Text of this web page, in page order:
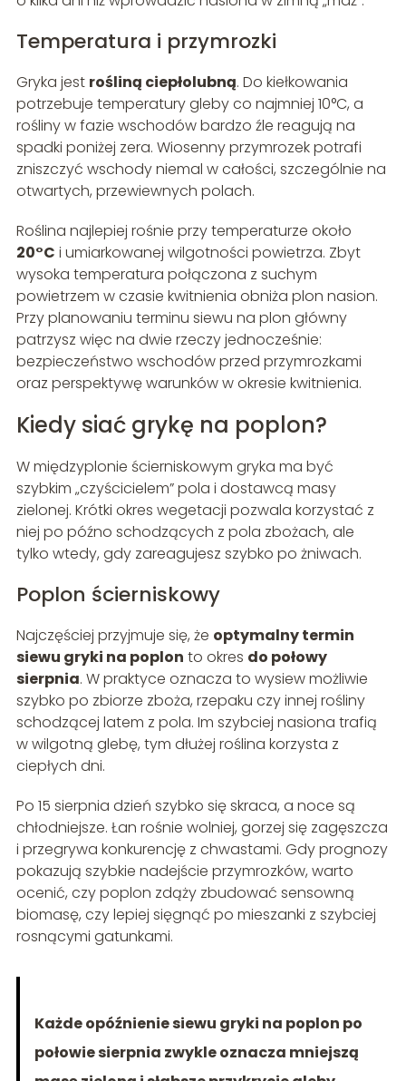
Temperatura i przymrozki
Gryka jest rośliną ciepłolubną. Do kiełkowania
potrzebuje temperatury gleby co najmniej 10°C, a
rośliny w fazie wschodów bardzo źle reagują na
spadki poniżej zera. Wiosenny przymrozek potrafi
zniszczyć wschody niemal w całości, szczególnie na
otwartych, przewiewnych polach.
Roślina najlepiej rośnie przy temperaturze około
20°C i umiarkowanej wilgotności powietrza. Zbyt
wysoka temperatura połączona z suchym
powietrzem w czasie kwitnienia obniża plon nasion.
Przy planowaniu terminu siewu na plon główny
patrzysz więc na dwie rzeczy jednocześnie:
bezpieczeństwo wschodów przed przymrozkami
oraz perspektywę warunków w okresie kwitnienia.
Kiedy siać grykę na poplon?
W międzyplonie ścierniskowym gryka ma być
szybkim „czyścicielem” pola i dostawcą masy
zielonej. Krótki okres wegetacji pozwala korzystać z
niej po późno schodzących z pola zbożach, ale
tylko wtedy, gdy zareagujesz szybko po żniwach.
Poplon ścierniskowy
Najczęściej przyjmuje się, że optymalny termin
siewu gryki na poplon to okres do połowy
sierpnia. W praktyce oznacza to wysiew możliwie
szybko po zbiorze zboża, rzepaku czy innej rośliny
schodzącej latem z pola. Im szybciej nasiona trafią
w wilgotną glebę, tym dłużej roślina korzysta z
ciepłych dni.
Po 15 sierpnia dzień szybko się skraca, a noce są
chłodniejsze. Łan rośnie wolniej, gorzej się zagęszcza
i przegrywa konkurencję z chwastami. Gdy prognozy
pokazują szybkie nadejście przymrozków, warto
ocenić, czy poplon zdąży zbudować sensowną
biomasę, czy lepiej sięgnąć po mieszanki z szybciej
rosnącymi gatunkami.
Każde opóźnienie siewu gryki na poplon po
połowie sierpnia zwykle oznacza mniejszą